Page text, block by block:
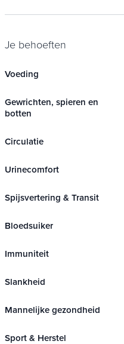
Je behoeften
Voeding
Gewrichten, spieren en
botten
Circulatie
Urinecomfort
Spijsvertering & Transit
Bloedsuiker
Immuniteit
Slankheid
Mannelijke gezondheid
Sport & Herstel